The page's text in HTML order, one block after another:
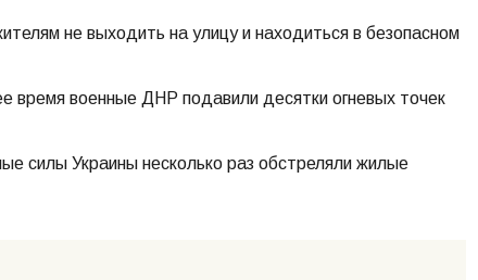
не выходить на улицу и находиться в безопасном
время военные ДНР подавили десятки огневых точек
силы Украины несколько раз обстреляли жилые